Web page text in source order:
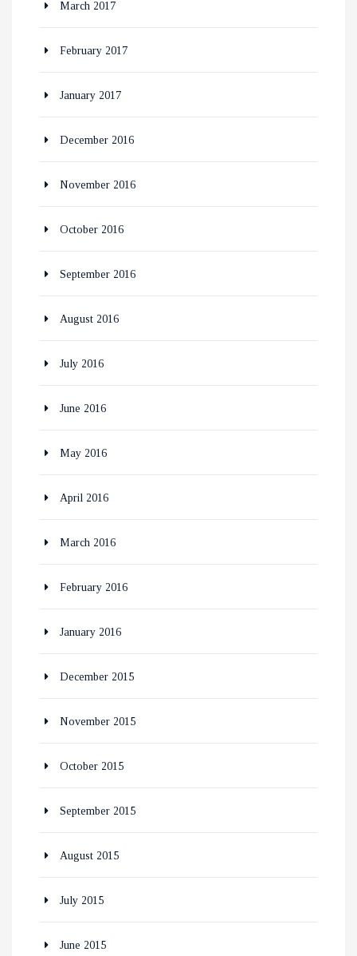
March 2017
February 2017
January 2017
December 2016
November 2016
October 2016
September 2016
August 2016
July 2016
June 2016
May 2016
April 2016
March 2016
February 2016
January 2016
December 2015
November 2015
October 2015
September 2015
August 2015
July 2015
June 2015